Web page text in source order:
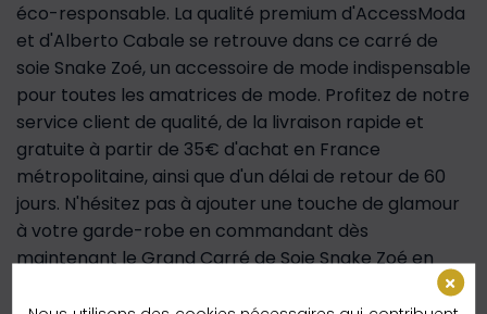
éco-responsable. La qualité premium d'AccessModa
et d'Alberto Cabale se retrouve dans ce carré de
soie Snake Zoé, un accessoire de mode indispensable
pour toutes les amatrices de mode. Profitez de notre
service client de qualité, de la livraison rapide et
gratuite à partir de 35€ d'achat en France
métropolitaine, ainsi que d'un délai de retour de 60
jours. N'hésitez pas à ajouter une touche de glamour
à votre garde-robe en commandant dès
maintenant le Grand Carré de Soie Snake Zoé en